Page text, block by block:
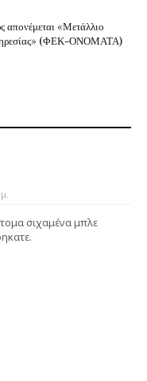
απονέμεται «Μετάλλιο
(ΦΕΚ-ΟΝΟΜΑΤΑ)
σιχαμένα μπλε